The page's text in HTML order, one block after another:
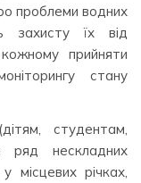
проблеми водних
захисту їх від
прийняти
стану
студентам,
ряд нескладних
місцевих річках,